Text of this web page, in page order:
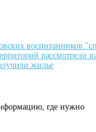
воспитанников
рассмотрели
жилье
где нужно